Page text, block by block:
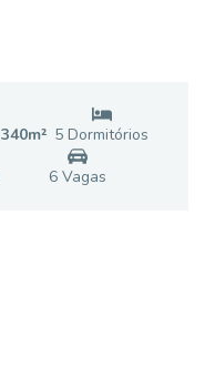
340m² 5 Dormitórios
6Vagas